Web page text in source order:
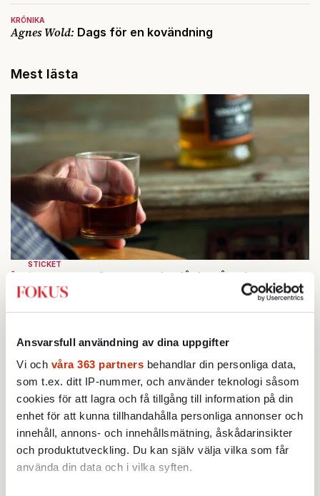
Ansvarsfull användning av dina uppgifter
Vi och våra 363 partners behandlar din personliga data,
som t.ex. ditt IP-nummer, och använder teknologi såsom
cookies för att lagra och få tillgång till information på din
enhet för att kunna tillhandahålla personliga annonser och
innehåll, annons- och innehållsmätning, åskådarinsikter
och produktutveckling. Du kan själv välja vilka som får
använda din data och i vilka syften.
KRÖNIKA
Agnes Wold: Dags för en kovändning
Mest lästa
STICKET
1. Bitte Assarmo:
Sagan om den lågbegåvade
ursprungsbefolkningen i Filipstad
2.Sakine Madon:Efter islamistdådet oroar sig
UTRIKES
Därför liknar Putin både tsaren och Stalin
Av: Bengt Jangfeldt
KRÖNIKA
4. Johan Hakelius:
DN-rubriken visar vad som sägs
mellan raderna
STICKET
5.Dan Korn:Quisling, quislingar och sten i glashus
STICKET
6.Johan Romin:Varför ställs aldrig dessa frågor?